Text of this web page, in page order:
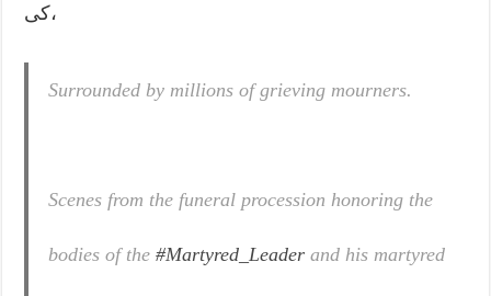
کی،
Surrounded by millions of grieving mourners.
Scenes from the funeral procession honoring the
bodies of the#Martyred_Leader and his martyred